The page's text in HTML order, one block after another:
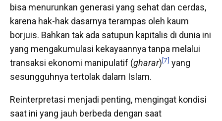
bisa menurunkan generasi yang sehat dan cerdas,
karena hak-hak dasarnya terampas oleh kaum
borjuis. Bahkan tak ada satupun kapitalis di dunia ini
yang mengakumulasi kekayaannya tanpa melalui
transaksi ekonomi manipulatif (gharar)[7] yang
sesungguhnya tertolak dalam Islam.
Reinterpretasi menjadi penting, mengingat kondisi
saat ini yang jauh berbeda dengan saat